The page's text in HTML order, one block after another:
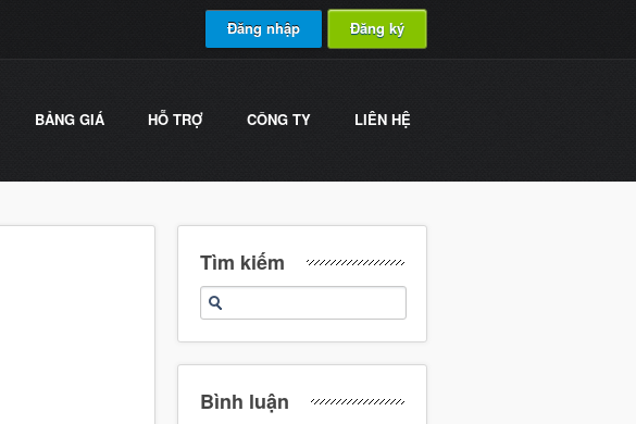
Đăng nhập Đăng ký
BẢNG GIÁ HỖ TRỢ CÔNG TY LIÊN HỆ
Tìm kiếm
Bình luận